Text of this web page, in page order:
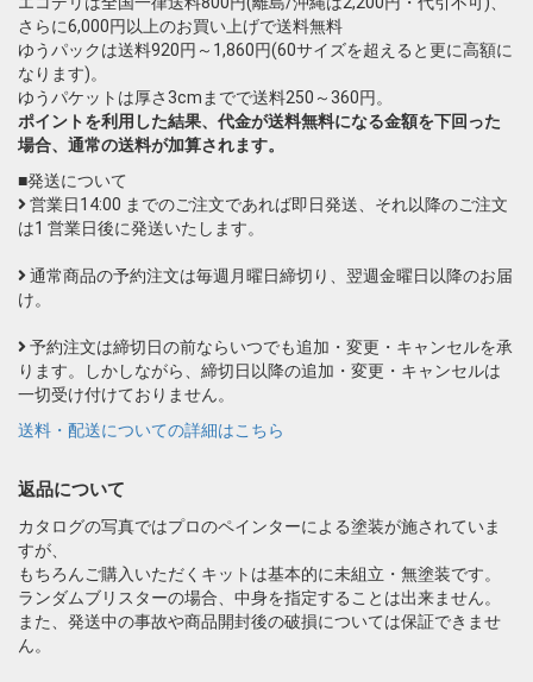
さらに6,000円以上のお買い上げで送料無料
ゆうパックは送料920円～1,860円(60サイズを超えると更に高額に
なります)。
ゆうパケットは厚さ3cmまでで送料250～360円。
ポイントを利用した結果、代金が送料無料になる金額を下回った
場合、通常の送料が加算されます。
■発送について
営業日14:00 までのご注文であれば即日発送、それ以降のご注文
は1 営業日後に発送いたします。
通常商品の予約注文は毎週月曜日締切り、翌週金曜日以降のお届
け。
予約注文は締切日の前ならいつでも追加・変更・キャンセルを承
ります。しかしながら、締切日以降の追加・変更・キャンセルは
一切受け付けておりません。
送料・配送についての詳細はこちら
返品について
カタログの写真ではプロのペインターによる塗装が施されていま
すが、
もちろんご購入いただくキットは基本的に未組立・無塗装です。
ランダムブリスターの場合、中身を指定することは出来ません。
また、発送中の事故や商品開封後の破損については保証できませ
ん。